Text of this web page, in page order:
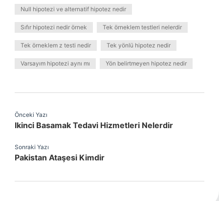
Null hipotezi ve alternatif hipotez nedir
Sıfır hipotezi nedir örnek Tek örneklem testleri nelerdir
Tek örneklem z testi nedir Tek yönlü hipotez nedir
Varsayım hipotezi aynı mı Yön belirtmeyen hipotez nedir
Önceki Yazı
Ikinci Basamak Tedavi Hizmetleri Nelerdir
Sonraki Yazı
Pakistan Ataşesi Kimdir